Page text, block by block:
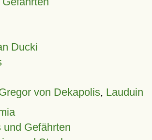
Ducki
von Dekapolis, Lauduin
und Gefährten